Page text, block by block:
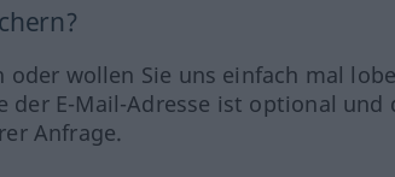
wollen Sie uns einfach mal
der E-Mail-Adresse ist optional und
Anfrage.